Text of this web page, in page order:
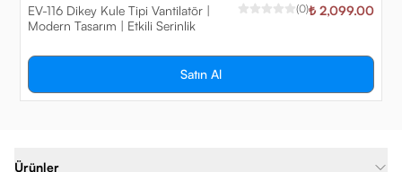
EV-116 Dikey Kule Tipi Vantilatör |
Modern Tasarım | Etkili Serinlik
(0)₺ 2,099.00
Satın Al
Ürünler